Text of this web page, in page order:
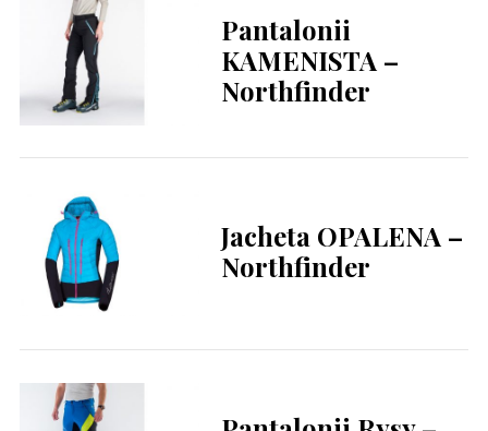
Pantalonii
KAMENISTA –
Northfinder
Jacheta OPALENA –
Northfinder